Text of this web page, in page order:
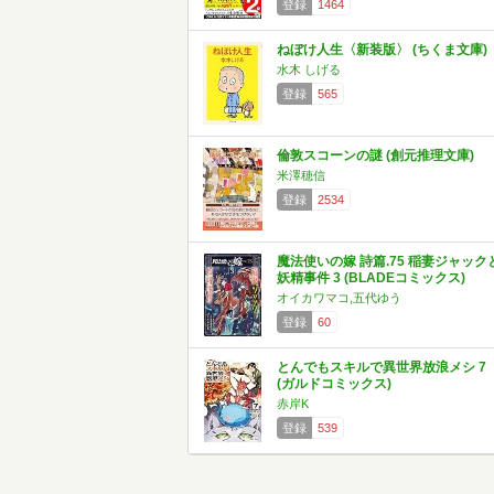
登録 1464
ねぼけ人生〈新装版〉 (ちくま文庫)
水木 しげる
登録
565
倫敦スコーンの謎 (創元推理文庫)
米澤穂信
登録
2534
魔法使いの嫁 詩篇.75 稲妻ジャック
妖精事件 3 (BLADEコミックス)
オイカワマコ,五代ゆう
登録
60
とんでもスキルで異世界放浪メシ 7
(ガルドコミックス)
赤岸K
登録
539